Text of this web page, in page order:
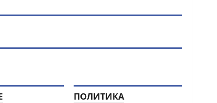
ПОЛИТИКА